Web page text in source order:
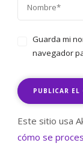
Guarda mi
navegador
Este sitio usa
cómo se